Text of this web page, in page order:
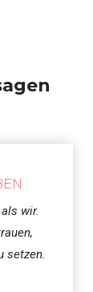
wir.
setzen.